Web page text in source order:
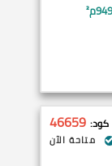
949م²
كود: 46659
متاحة الآن